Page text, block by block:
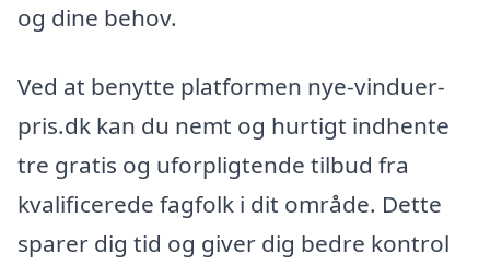
og dine behov.
Ved at benytte platformen nye-vinduer-
pris.dk kan du nemt og hurtigt indhente
tre gratis og uforpligtende tilbud fra
kvalificerede fagfolk i dit område. Dette
sparer dig tid og giver dig bedre kontrol